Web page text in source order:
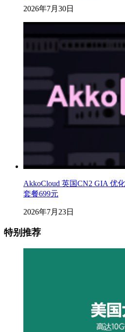
2026年7月30日
AkkoCloud 英国CN2 GIA 优
套餐699元
2026年7月23日
特别推荐